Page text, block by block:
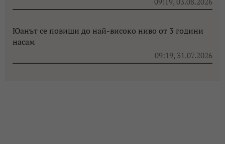
Юанът се повиши до най-високо ниво от 3 години
насам
09:19, 31.07.2026